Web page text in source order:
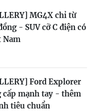
MG4X chỉ từ
- SUV cỡ C điện có
Nam
Ford Explorer
cấp mạnh tay - thêm
tiêu chuẩn